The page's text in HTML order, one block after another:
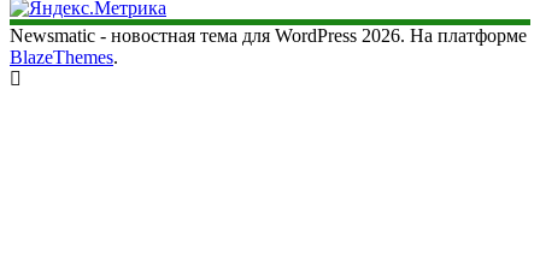
Newsmatic - новостная тема для WordPress 2026. На платформе
BlazeThemes.